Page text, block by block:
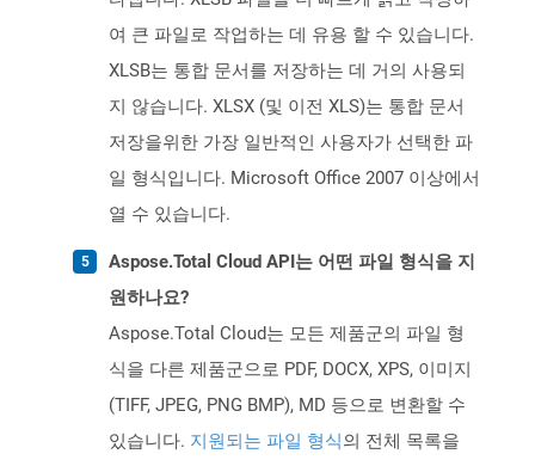
여 큰 파일로 작업하는 데 유용 할 수 있습니다.
XLSB는 통합 문서를 저장하는 데 거의 사용되
지 않습니다. XLSX (및 이전 XLS)는 통합 문서
저장을위한 가장 일반적인 사용자가 선택한 파
일 형식입니다. Microsoft Office 2007 이상에서
열 수 있습니다.
Aspose.Total Cloud API는 어떤 파일 형식을 지
원하나요?
Aspose.Total Cloud는 모든 제품군의 파일 형
식을 다른 제품군으로 PDF, DOCX, XPS, 이미지
(TIFF, JPEG, PNG BMP), MD 등으로 변환할 수
있습니다. 지원되는 파일 형식의 전체 목록을